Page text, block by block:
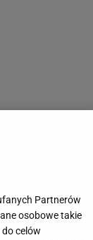
Partnerów
osobowe takie
celów